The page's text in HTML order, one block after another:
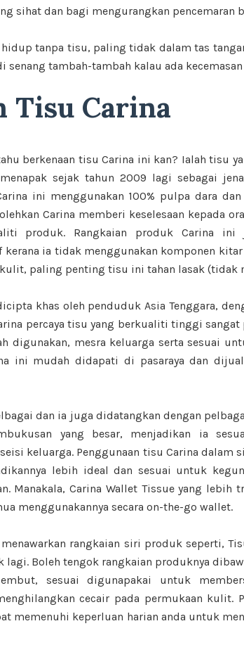
sihat dan bagi mengurangkan pencemaran
tanpa tisu, paling tidak dalam tas
senang tambah-tambah kalau ada
Tisu Carina
berkenaan tisu Carina ini kan? Ialah tisu
sejak tahun 2009 lagi sebagai
ini menggunakan 100% pulpa dara dan
Carina memberi keselesaan kepada
produk. Rangkaian produk Carina ini
ia tidak menggunakan komponen
paling penting tisu ini tahan lasak (tidak
khas oleh penduduk Asia Tenggara,
percaya tisu yang berkualiti tinggi sangat
digunakan, mesra keluarga serta sesuai
ini mudah didapati di pasaraya dan
dan ia juga didatangkan dengan
yang besar, menjadikan ia
keluarga. Penggunaan tisu Carina dalam
lebih ideal dan sesuai untuk
Manakala, Carina Wallet Tissue yang lebih
menggunakannya secara on-the-go wallet.
rangkaian siri produk seperti,
lagi. Boleh tengok rangkaian produknya
sesuai digunapakai untuk
cecair pada permukaan kulit.
memenuhi keperluan harian anda untuk